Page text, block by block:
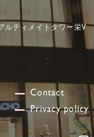
ルティメイトタワー栄V
Contact
Privacy policy